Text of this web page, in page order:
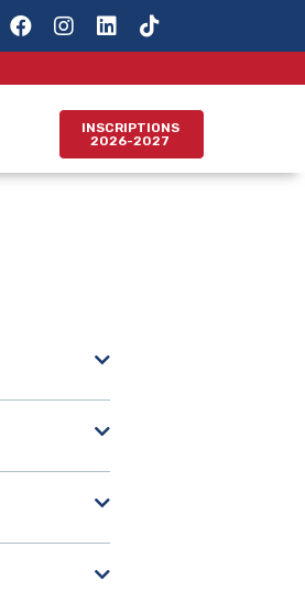
INSCRIPTIONS
2026-2027